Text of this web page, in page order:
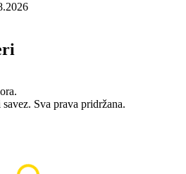
Sva prava pridržana.